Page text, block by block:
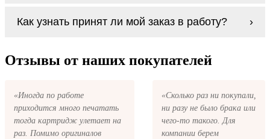
В любом случае вы можете заправить
картриджи Panasonic DQ-DCD100 series. У
любых моделей принтеров.
series по какой-то причине вам не подошли,
Как узнать принят ли мой заказ в работу?
Panasonic DQ-DCD100 series на указанную
вами электронную почту придёт письмо с
возможно, чтобы оформить доставку. Если
вы не получили письмо с копией заказа,
пожалуйста, свяжитесь с нами через сервис
обратная связь, или позвоните.
Отзывы от наших покупателей
«Иногда по работе
приходится много печатать
тогда картридж улетает на
раз. Помимо оригиналов
«Сколько раз ни покупали,
ни разу не было брака или
чего-то такого. Для
компании берем